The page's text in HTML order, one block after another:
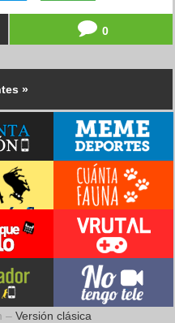
0
»
– Versión clásica